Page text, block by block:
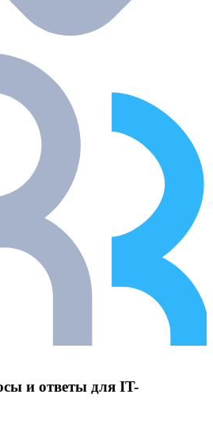
и ответы для IT-